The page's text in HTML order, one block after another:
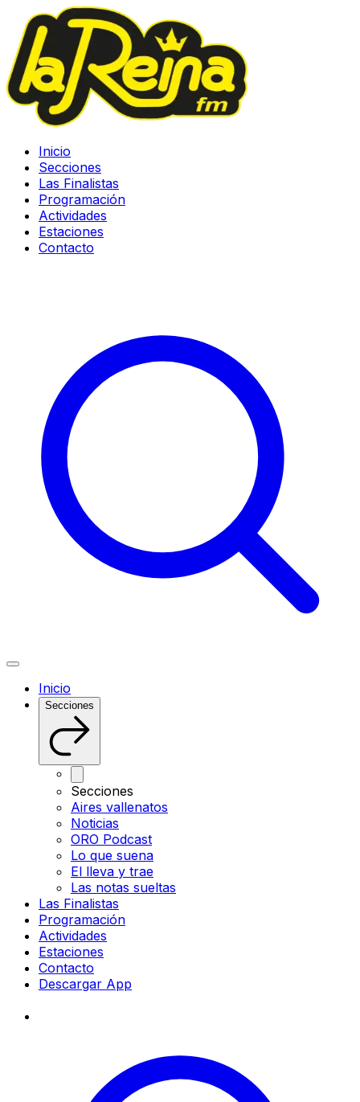
Inicio
Secciones
Las Finalistas
Programación
Actividades
Estaciones
Contacto
Inicio
Secciones
Secciones
Aires vallenatos
Noticias
ORO Podcast
Lo que suena
El lleva y trae
Las notas sueltas
Las Finalistas
Programación
Actividades
Estaciones
Contacto
Descargar App